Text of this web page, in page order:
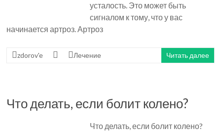
усталость. Это может быть
сигналом к тому, что у вас
начинается артроз. Артроз
zdorov'e Лечение Читать далее
Что делать, если болит колено?
Что делать, если болит колено?